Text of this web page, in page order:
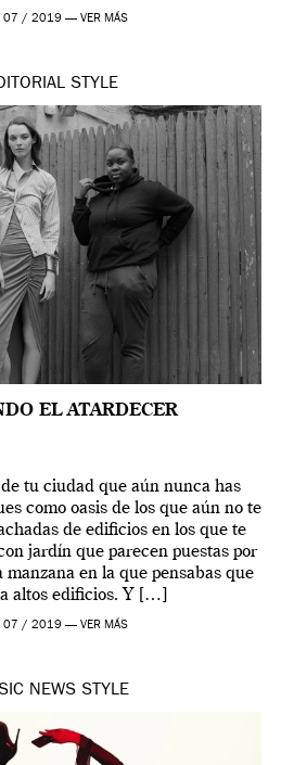
edición. […]
07 / 2019 — VER MÁS
STYLE
EL ATARDECER
tu ciudad que aún nunca has
como oasis de los que aún no te
de edificios en los que te
jardín que parecen puestas por
manzana en la que pensabas que
altos edificios. Y […]
07 / 2019 — VER MÁS
NEWS STYLE